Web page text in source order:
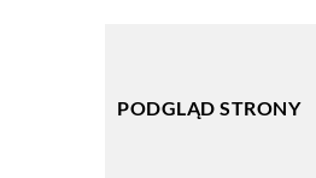
PODGLĄD STRONY